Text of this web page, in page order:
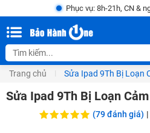
Phục vụ: 8h-21h, CN &
Trang chủ Sửa Ipad 9Th Bị Loạn
Sửa Ipad 9Th Bị Loạn
(79 đánh giá) |